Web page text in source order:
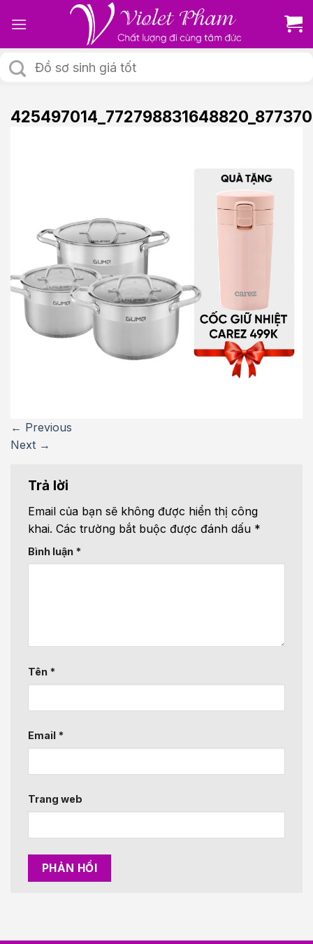
Tìm
kiếm:
← Previous
Next →
Trả lời
Email của bạn sẽ không được hiển thị công
khai. Các trường bắt buộc được đánh dấu *
Bình luận *
Tên *
Email *
Trang web